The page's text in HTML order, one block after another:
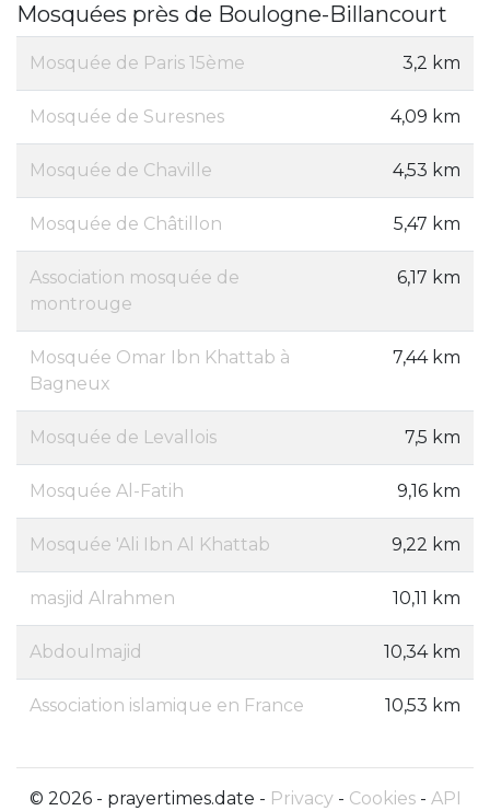
Mosquées près de Boulogne-Billancourt
Mosquée de Paris 15ème 3,2 km
Mosquée de Suresnes 4,09 km
Mosquée de Chaville 4,53 km
Mosquée de Châtillon 5,47 km
Association mosquée de
montrouge
6,17 km
Mosquée Omar Ibn Khattab à
Bagneux
7,44 km
Mosquée de Levallois 7,5 km
Mosquée Al-Fatih 9,16 km
Mosquée 'Ali Ibn Al Khattab 9,22 km
masjid Alrahmen 10,11 km
Abdoulmajid 10,34 km
Association islamique en France 10,53 km
© 2026 - prayertimes.date - Privacy- Cookies- API